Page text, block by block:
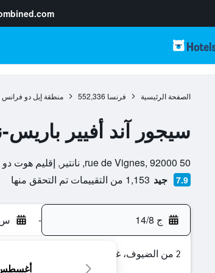
الصفحة الرئيسية فرنسا 552,336 منطقة إيل دو فرانس
سيجور آند أفيير باريس-
50 rue de Vignes, 92000, نانتير, إقليم هوت دو سين, فرنسا
7.9 جيد 1,153 من التقييمات تم التحقق منها
ج 14/8 - س
2 من الضيوف، غرفة واحدة
أغسطس